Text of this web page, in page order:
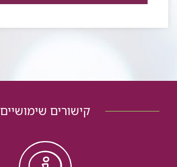
קישורים שימושיים